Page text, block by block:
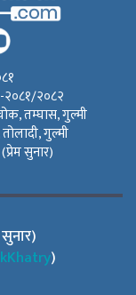
२०८१/२०८२
तम्घास, गुल्मी
गुल्मी
सुनार)
)